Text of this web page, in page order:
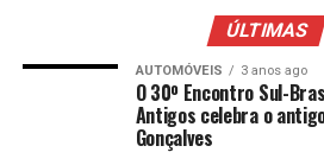
ÚLTIMAS
AUTOMÓVEIS 3 anos ago
O 30º Encontro Sul-
Antigos celebra o
Gonçalves